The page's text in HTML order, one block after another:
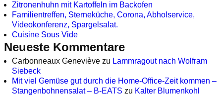
Zitronenhuhn mit Kartoffeln im Backofen
Familientreffen, Sterneküche, Corona, Abholservice,
Videokonferenz, Spargelsalat.
Cuisine Sous Vide
Neueste Kommentare
Carbonneaux Geneviève zu Lammragout nach Wolfram
Siebeck
Mit viel Gemüse gut durch die Home-Office-Zeit kommen –
Stangenbohnensalat – B-EATS zu Kalter Blumenkohl